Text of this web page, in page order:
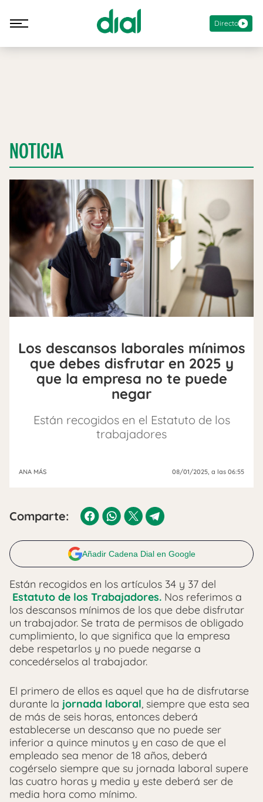
Directo
NOTICIA
Los descansos laborales mínimos
que debes disfrutar en 2025 y
que la empresa no te puede
negar
Están recogidos en el Estatuto de los
trabajadores
ANA MÁS 08/01/2025, a las 06:55
Comparte:
Añadir Cadena Dial en Google
Están recogidos en los artículos 34 y 37 del
Estatuto de los Trabajadores. Nos referimos a
los descansos mínimos de los que debe disfrutar
un trabajador. Se trata de permisos de obligado
cumplimiento, lo que significa que la empresa
debe respetarlos y no puede negarse a
concedérselos al trabajador.
El primero de ellos es aquel que ha de disfrutarse
durante la jornada laboral, siempre que esta sea
de más de seis horas, entonces deberá
establecerse un descanso que no puede ser
inferior a quince minutos y en caso de que el
empleado sea menor de 18 años, deberá
cogérselo siempre que su jornada laboral supere
las cuatro horas y media y este deberá ser de
media hora como mínimo.